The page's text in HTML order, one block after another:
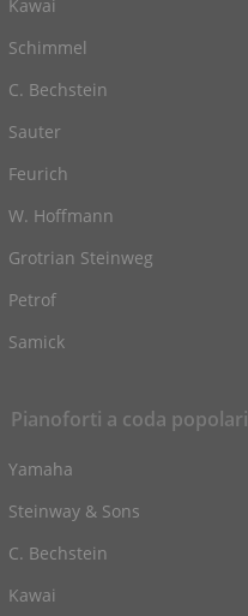
Kawai
Schimmel
C. Bechstein
Sauter
Feurich
W. Hoffmann
Grotrian Steinweg
Petrof
Samick
Pianoforti a coda popolari
Yamaha
Steinway & Sons
C. Bechstein
Kawai